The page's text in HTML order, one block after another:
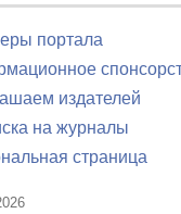
портала
издателей
на журналы
страница